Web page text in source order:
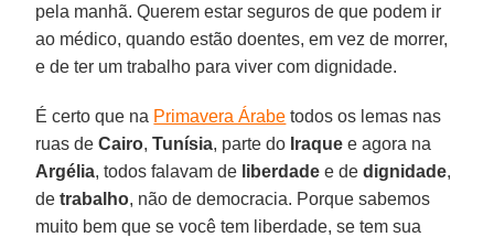
pela manhã. Querem estar seguros de que podem ir
ao médico, quando estão doentes, em vez de morrer,
e de ter um trabalho para viver com dignidade.
É certo que na Primavera Árabe todos os lemas nas
ruas deCairo,Tunísia, parte do Iraque e agora na
Argélia, todos falavam de liberdade e dedignidade,
detrabalho, não de democracia. Porque sabemos
muito bem que se você tem liberdade, se tem sua